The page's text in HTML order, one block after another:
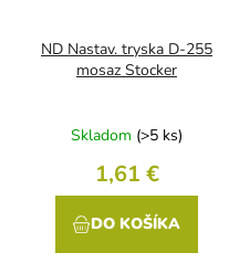
ND Nastav. tryska D-255
mosaz Stocker
Skladom (>5 ks)
1,61 €
DO KOŠÍKA